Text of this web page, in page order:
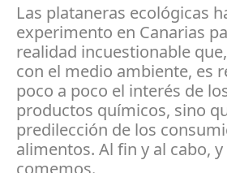
Las plataneras ecológicas
experimento en Canarias
realidad incuestionable
con el medio ambiente, es
poco a poco el interés de
productos químicos, sino
predilección de los
alimentos. Al fin y al cabo,
comemos.